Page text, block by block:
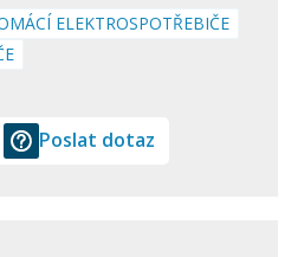
ELEKTROSPOTŘEBIČE
Poslat dotaz